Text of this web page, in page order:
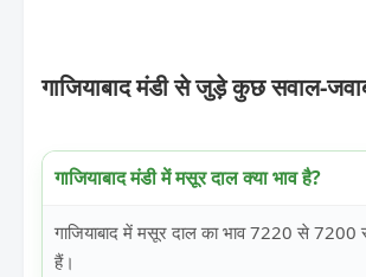
गाजियाबाद मंडी से जुड़े कुछ सवाल-
गाजियाबाद मंडी में मसूर दाल क्या भाव है?
गाजियाबाद में मसूर दाल का भाव 7220 से
हैं।